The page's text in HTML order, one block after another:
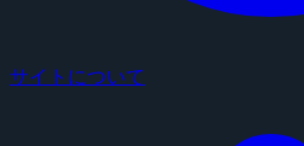
サイトについて